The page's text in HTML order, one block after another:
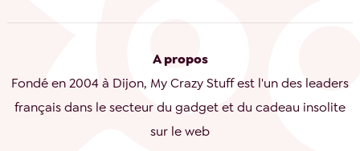
A propos
Fondé en 2004 à Dijon, My Crazy Stuff est l'un des leaders
français dans le secteur du gadget et du cadeau insolite
sur le web